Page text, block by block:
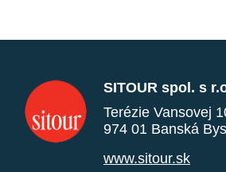
SITOUR spol. s
Terézie Vansovej
974 01 Banská
www.sitour.sk